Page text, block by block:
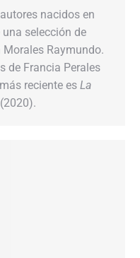
nacidos en
selección de
Raymundo.
de Francia Perales
reciente es La
(2020).